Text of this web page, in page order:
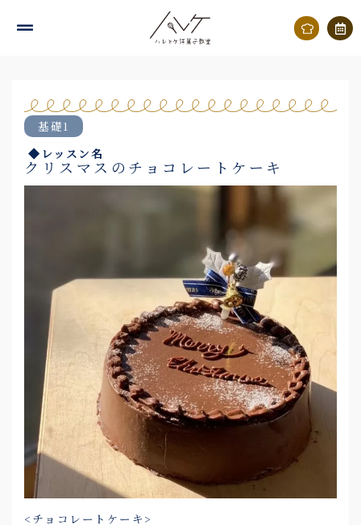
基礎1
◆レッスン名
クリスマスのチョコレートケーキ
<チョコレートケーキ>